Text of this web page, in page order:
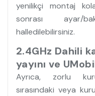
yenilikçi montaj
sonrası ayar/
halledilebilirsiniz.
2.4GHz Dahili
yayını ve
Ayrıca, zorlu
sırasındaki veya